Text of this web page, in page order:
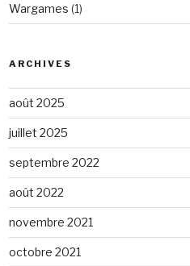
Wargames (1)
ARCHIVES
août 2025
juillet 2025
septembre 2022
août 2022
novembre 2021
octobre 2021